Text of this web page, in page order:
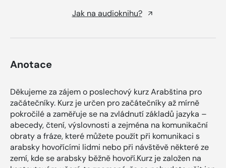
Jak na audioknihu?
Anotace
Děkujeme za zájem o poslechový kurz Arabština pro
začátečníky. Kurz je určen pro začátečníky až mírně
pokročilé a zaměřuje se na zvládnutí základů jazyka –
abecedy, čtení, výslovnosti a zejména na komunikační
obraty a fráze, které můžete použít při komunikaci s
arabsky hovořícími lidmi nebo při návštěvě některé ze
zemí, kde se arabsky běžně hovoří.Kurz je založen na